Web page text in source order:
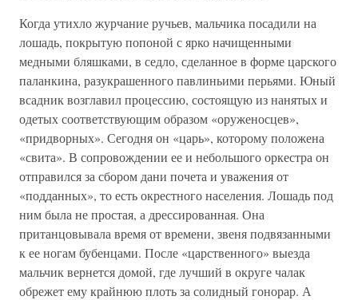
Когда утихло журчание ручьев, мальчика посадили на
лошадь, покрытую попоной с ярко начищенными
медными бляшками, в седло, сделанное в форме царского
паланкина, разукрашенного павлиньими перьями. Юный
всадник возглавил процессию, состоящую из нанятых и
одетых соответствующим образом «оруженосцев»,
«придворных». Сегодня он «царь», которому положена
«свита». В сопровождении ее и небольшого оркестра он
отправился за сбором дани почета и уважения от
«подданных», то есть окрестного населения. Лошадь под
ним была не простая, а дрессированная. Она
пританцовывала время от времени, звеня подвязанными
к ее ногам бубенцами. После «царственного» выезда
мальчик вернется домой, где лучший в округе чалак
обрежет ему крайнюю плоть за солидный гонорар. А